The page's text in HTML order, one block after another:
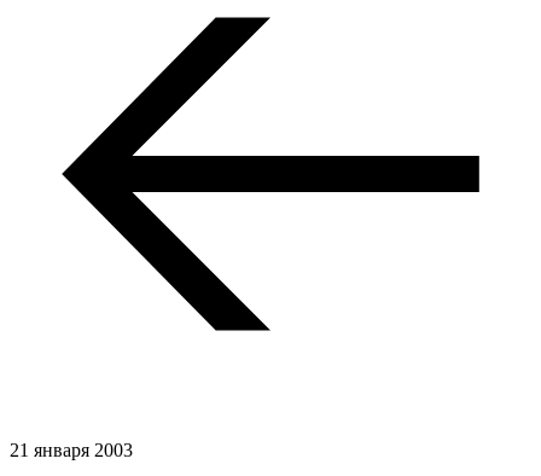
21 января 2003